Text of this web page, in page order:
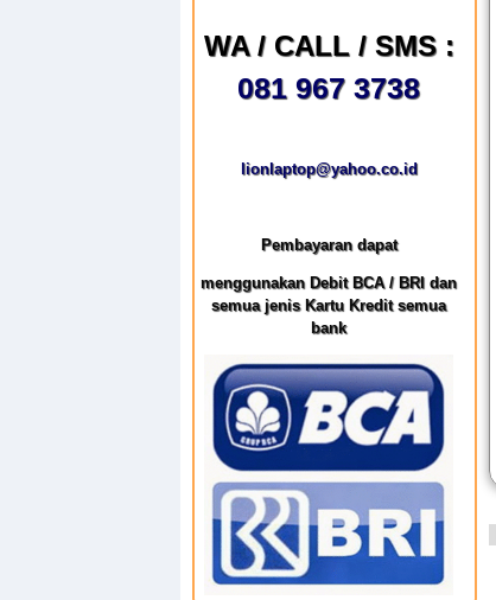
WA / CALL / SMS :
081 967 3738
lionlaptop@yahoo.co.id
Pembayaran dapat
menggunakan Debit BCA / BRI dan
semua jenis Kartu Kredit semua
bank